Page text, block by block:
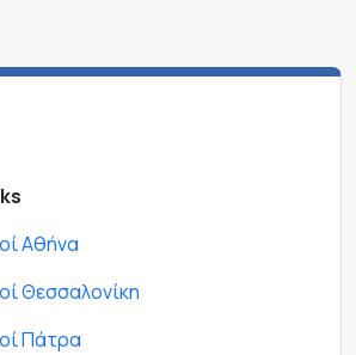
Αθήνα
Θεσσαλονίκη
Πάτρα